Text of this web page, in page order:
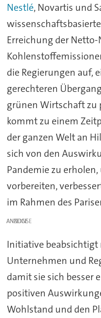
Nestlé, Novartis und
Erreichung der
die Regierungen auf,
gerechteren
grünen Wirtschaft zu
kommt zu einem
der ganzen Welt an
sich von den
Pandemie zu
vorbereiten,
im Rahmen des
ANZEIGE
Initiative beabsichtigt
Unternehmen und
damit sie sich besser
positiven
Wohlstand und den